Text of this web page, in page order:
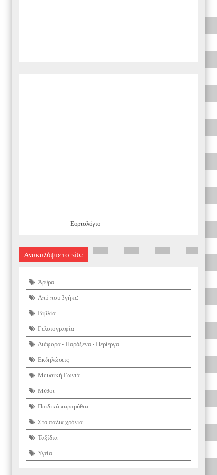
Εορτολόγιο
Ανακαλύψτε το site
Άρθρα
Από που βγήκε;
Βιβλία
Γελοιογραφία
Διάφορα - Παράξενα - Περίεργα
Εκδηλώσεις
Μουσική Γωνιά
Μύθοι
Παιδικά παραμύθια
Στα παλιά χρόνια
Ταξίδια
Υγεία